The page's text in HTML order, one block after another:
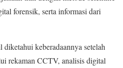
forensik, serta informasi dari
keberadaannya setelah
rekaman CCTV, analisis digital